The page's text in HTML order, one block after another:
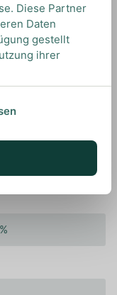
pur und gut
mit
Diese Partner
Daten
gestellt
ihrer